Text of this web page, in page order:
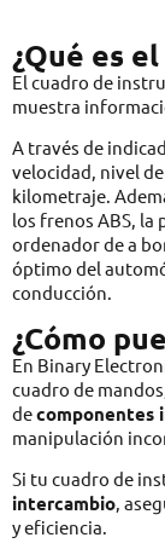
¿Qué es
El cuadro de
muestra
A través de
velocidad, nivel
kilometraje.
los frenos ABS, la
ordenador de a
óptimo del
conducción.
¿Cómo
En Binary
cuadro de
decomponentes
manipulación
Si tu cuadro de
intercambio,
y eficiencia.